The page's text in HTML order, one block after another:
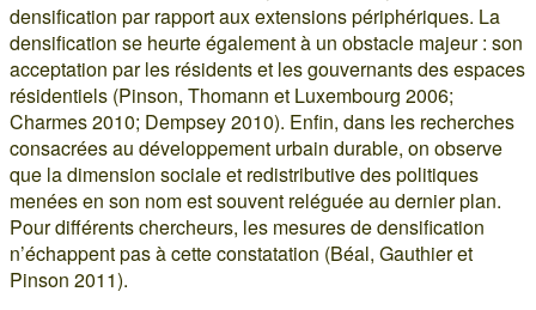
densification par rapport aux extensions périphériques. La
densification se heurte également à un obstacle majeur : son
acceptation par les résidents et les gouvernants des espaces
résidentiels (Pinson, Thomann et Luxembourg 2006;
Charmes 2010; Dempsey 2010). Enfin, dans les recherches
consacrées au développement urbain durable, on observe
que la dimension sociale et redistributive des politiques
menées en son nom est souvent reléguée au dernier plan.
Pour différents chercheurs, les mesures de densification
n’échappent pas à cette constatation (Béal, Gauthier et
Pinson 2011).